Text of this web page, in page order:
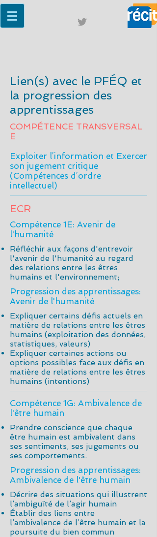
Lien(s) avec le PFÉQ et
la progression des
apprentissages
COMPÉTENCE TRANSVERSAL
E
Exploiter l’information et Exercer
son jugement critique
(Compétences d’ordre
intellectuel)
ECR
Compétence 1E: Avenir de
l'humanité
Réfléchir aux façons d'entrevoir
l'avenir de l'humanité au regard
des relations entre les êtres
humains et l'environnement;
Progression des apprentissages:
Avenir de l'humanité
Expliquer certains défis actuels en
matière de relations entre les êtres
humains (exploitation des données,
statistiques, valeurs)
Expliquer certaines actions ou
options possibles face aux défis en
matière de relations entre les êtres
humains (intentions)
Compétence 1G: Ambivalence de
l'être humain
Prendre conscience que chaque
être humain est ambivalent dans
ses sentiments, ses jugements ou
ses comportements.
Progression des apprentissages:
Ambivalence de l'être humain
Décrire des situations qui illustrent
l’ambiguïté de l’agir humain
Établir des liens entre
l’ambivalence de l’être humain et la
poursuite du bien commun